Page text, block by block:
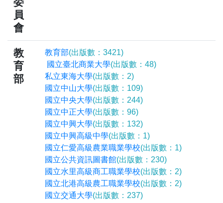
員
會
教
育
部
教育部(出版數：3421)
國立臺北商業大學(出版數：48)
私立東海大學(出版數：2)
國立中山大學(出版數：109)
國立中央大學(出版數：244)
國立中正大學(出版數：96)
國立中興大學(出版數：132)
國立中興高級中學(出版數：1)
國立仁愛高級農業職業學校(出版數：1)
國立公共資訊圖書館(出版數：230)
國立水里高級商工職業學校(出版數：2)
國立北港高級農工職業學校(出版數：2)
國立交通大學(出版數：237)